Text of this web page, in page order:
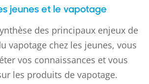
byUsercentrics Consent
jeunes et le vapotage
des principaux enjeux de
vapotage chez les jeunes, vous
vos connaissances et vous
les produits de vapotage.